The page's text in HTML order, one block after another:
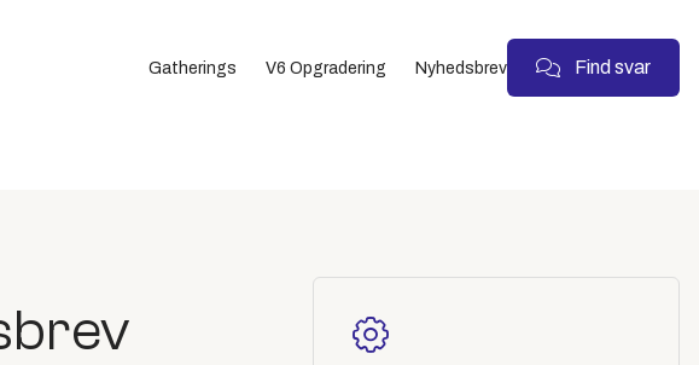
Gatherings V6 Opgradering Nyhedsbrev Find svar